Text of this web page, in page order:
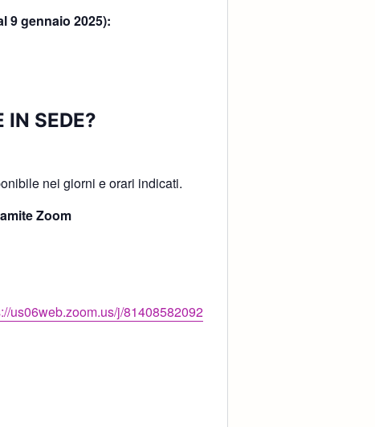
9 gennaio 2025):
IN SEDE?
nei giorni e orari indicati.
Zoom
us06web.zoom.us/j/81408582092